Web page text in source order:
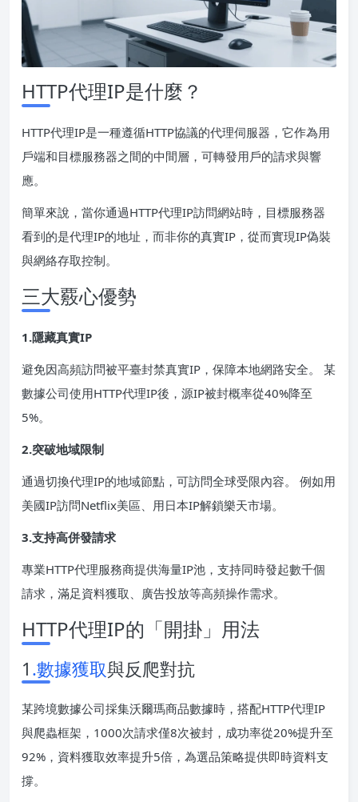
HTTP代理IP是什麼？
HTTP代理IP是一種遵循HTTP協議的代理伺服器，它作為用
戶端和目標服務器之間的中間層，可轉發用戶的請求與響
應。
簡單來說，當你通過HTTP代理IP訪問網站時，目標服務器
看到的是代理IP的地址，而非你的真實IP，從而實現IP偽裝
與網絡存取控制。
三大覈心優勢
1.隱藏真實IP
避免因高頻訪問被平臺封禁真實IP，保障本地網路安全。 某
數據公司使用HTTP代理IP後，源IP被封概率從40%降至
5%。
2.突破地域限制
通過切換代理IP的地域節點，可訪問全球受限內容。 例如用
美國IP訪問Netflix美區、用日本IP解鎖樂天市場。
3.支持高併發請求
專業HTTP代理服務商提供海量IP池，支持同時發起數千個
請求，滿足資料獲取、廣告投放等高頻操作需求。
HTTP代理IP的「開掛」用法
1 .數據獲取與反爬對抗
某跨境數據公司採集沃爾瑪商品數據時，搭配HTTP代理IP
與爬蟲框架，1000次請求僅8次被封，成功率從20%提升至
92%，資料獲取效率提升5倍，為選品策略提供即時資料支
撐。